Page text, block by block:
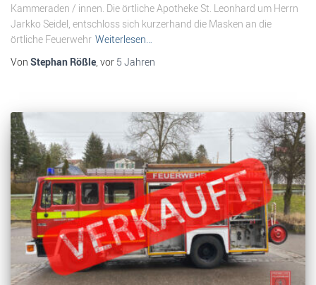
Kammeraden / innen. Die örtliche Apotheke St. Leonhard um Herrn
Jarkko Seidel, entschloss sich kurzerhand die Masken an die
örtliche Feuerwehr Weiterlesen…
Von Stephan Rößle , vor 5 Jahren